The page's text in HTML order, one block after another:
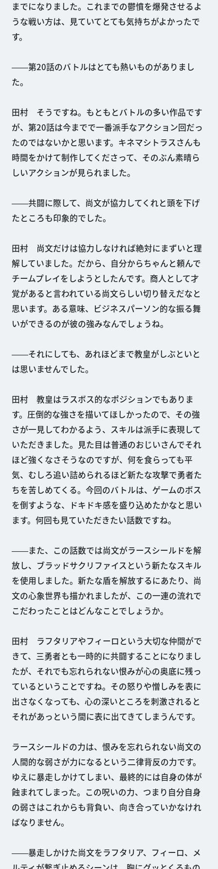
までになりました。これまでの鬱憤を爆発させるよ
うな戦い方は、見ていてとても気持ちがよかったで
す。
――第20話のバトルはとても熱いものがありまし
た。
田村 そうですね。もともとバトルの多い作品です
が、第20話は今までで一番派手なアクション回だっ
たのではないかと思います。キネマシトラスさんも
時間をかけて制作してくださって、そのぶん素晴ら
しいアクションが見られました。
――共闘に際して、尚文が協力してくれと頭を下げ
たところも印象的でした。
田村 尚文だけは協力しなければ絶対にまずいと理
解していました。だから、自分からちゃんと頼んで
チームプレイをしようとしたんです。商人として才
覚があると言われている尚文らしい切り替えだなと
思います。ある意味、ビジネスパーソン的な振る舞
いができるのが彼の強みなんでしょうね。
――それにしても、あれほどまで教皇がしぶといと
は思いませんでした。
田村 教皇はラスボス的なポジションでもありま
す。圧倒的な強さを描いてほしかったので、その強
さが一見してわかるよう、スキルは派手に表現して
いただきました。見た目は普通のおじいさんでそれ
ほど強くなさそうなのですが、何を食らっても平
気、むしろ追い詰められるほど新たな攻撃で勇者た
ちを苦しめてくる。今回のバトルは、ゲームのボス
を倒すような、ドキドキ感を盛り込めたかなと思い
ます。何回も見ていただきたい話数ですね。
――また、この話数では尚文がラースシールドを解
放し、ブラッドサクリファイスという新たなスキル
を使用しました。新たな盾を解放するにあたり、尚
文の心象世界も描かれましたが、この一連の流れで
こだわったことはどんなことでしょうか。
田村 ラフタリアやフィーロという大切な仲間がで
きて、三勇者とも一時的に共闘することになりまし
たが、それでも忘れられない恨みが心の奥底に残っ
ているということですね。その怒りや憎しみを表に
出さなくなっても、心の深いところを刺激されると
それがあっという間に表に出てきてしまうんです。
ラースシールドの力は、恨みを忘れられない尚文の
人間的な弱さが力になるという二律背反の力です。
ゆえに暴走しかけてしまい、最終的には自身の体が
蝕まれてしまった。この呪いの力、つまり自分自身
の弱さはこれからも背負い、向き合っていかなけれ
ばなりません。
――暴走しかけた尚文をラフタリア、フィーロ、メ